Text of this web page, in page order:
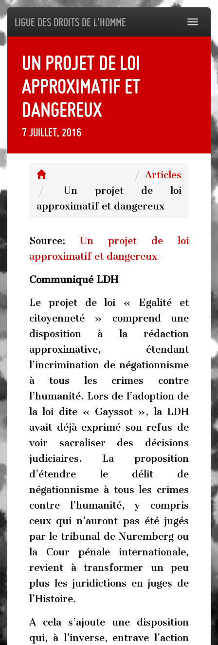
Ligue des droits de l'Homme
Un projet de loi
approximatif et
dangereux
7 juillet, 2016
Articles
Un projet de loi
approximatif et dangereux
Source: Un projet de loi
approximatif et dangereux
Communiqué LDH
Le projet de loi « Egalité et
citoyenneté » comprend une
disposition à la rédaction
approximative, étendant
l’incrimination de négationnisme
à tous les crimes contre
l’humanité. Lors de l’adoption de
la loi dite « Gayssot », la LDH
avait déjà exprimé son refus de
voir sacraliser des décisions
judiciaires. La proposition
d’étendre le délit de
négationnisme à tous les crimes
contre l’humanité, y compris
ceux qui n’auront pas été jugés
par le tribunal de Nuremberg ou
la Cour pénale internationale,
revient à transformer un peu
plus les juridictions en juges de
l’Histoire.
A cela s’ajoute une disposition
qui, à l’inverse, entrave l’action